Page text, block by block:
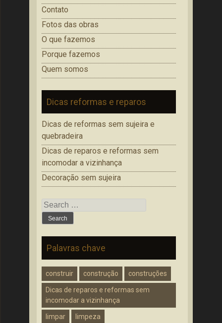
Contato
Fotos das obras
O que fazemos
Porque fazemos
Quem somos
Dicas reformas e reparos
Dicas de reformas sem sujeira e
quebradeira
Dicas de reparos e reformas sem
incomodar a vizinhança
Decoração sem sujeira
Search
for:
Palavras chave
construir construção construções
Dicas de reparos e reformas sem
incomodar a vizinhança
limpar limpeza